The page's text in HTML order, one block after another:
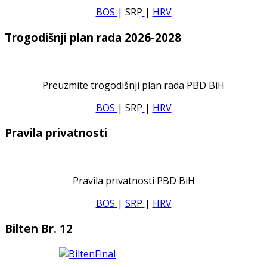
BOS | SRP | HRV
Trogodišnji plan rada 2026-2028
Preuzmite trogodišnji plan rada PBD BiH
BOS | SRP | HRV
Pravila privatnosti
Pravila privatnosti PBD BiH
BOS | SRP | HRV
Bilten Br. 12